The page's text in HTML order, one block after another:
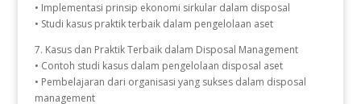
• Implementasi prinsip ekonomi sirkular dalam disposal
• Studi kasus praktik terbaik dalam pengelolaan aset
7. Kasus dan Praktik Terbaik dalam Disposal Management
• Contoh studi kasus dalam pengelolaan disposal aset
• Pembelajaran dari organisasi yang sukses dalam disposal
management